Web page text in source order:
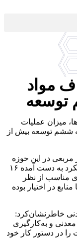
مواد
توسعه
میزان عملیات
ششم توسعه بیش از
۴۲۵ هزار کیلومتر مربعی در این حوزه
در برنامه ششم توسعه، خاطرنشان‌کرد: عملکرد به دست آمده ۱۶
مناسب از نظر
در اختیار بوده
خاطرنشان‌کرد:‌
و به‌کارگیری
در دستور کار خود